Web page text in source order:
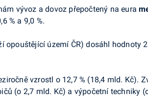
vývoz a dovoz přepočtený na eura
% a 9,0 %.
opouštějící území ČR) dosáhl hodnoty
vzrostl o 12,7 % (18,4 mld. Kč).
(o 2,7 mld. Kč) a výpočetní techniky